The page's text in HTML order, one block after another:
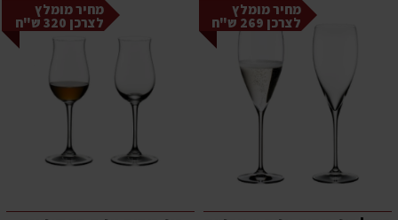
מחיר מומלץ
לצרכן 269 ש"ח
מחיר מומלץ
לצרכן 320 ש"ח